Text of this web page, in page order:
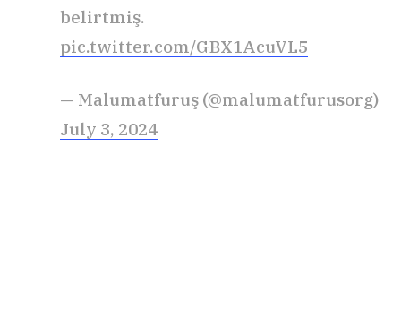
belirtmiş.
pic.twitter.com/GBX1AcuVL5
— Malumatfuruş (@malumatfurusorg)
July 3, 2024